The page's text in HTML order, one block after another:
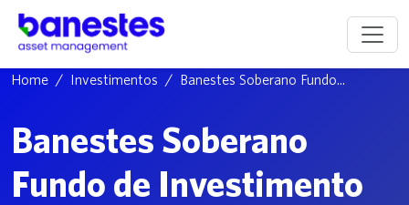
Home Investimentos Banestes Soberano Fundo...
Banestes Soberano
Fundo de Investimento